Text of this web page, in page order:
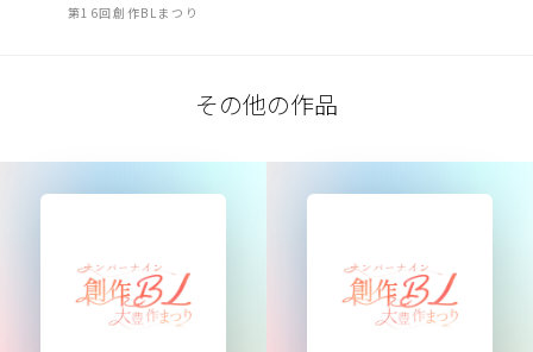
第16回創作BLまつり
その他の作品